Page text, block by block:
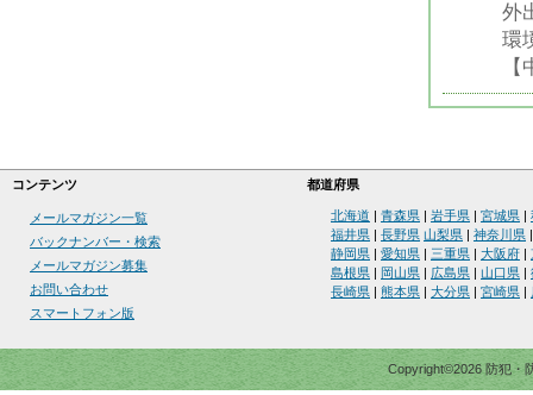
外
環
コンテンツ 都道府県
メールマガジン一覧
バックナンバー・検索
メールマガジン募集
お問い合わせ
スマートフォン版
北海道 青森県 岩手県 宮城県
福井県
長野県 山梨県 神奈川県
静岡県
愛知県 三重県 大阪府
島根県
岡山県 広島県 山口県
長崎県
熊本県 大分県 宮崎県
Copyright©2026 防犯・